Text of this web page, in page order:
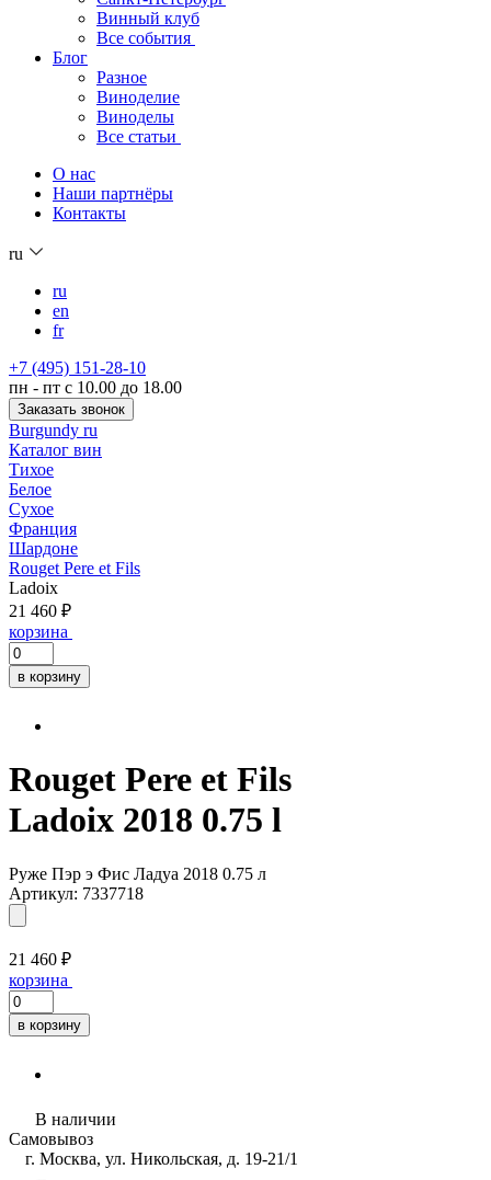
Винный клуб
Все события
Блог
Разное
Виноделие
Виноделы
Все статьи
О нас
Наши партнёры
Контакты
ru
ru
en
fr
+7 (495) 151-28-10
пн - пт с 10.00 до 18.00
Заказать звонок
Burgundy ru
Каталог вин
Тихое
Белое
Сухое
Франция
Шардоне
Rouget Pere et Fils
Ladoix
21 460 ₽
корзина
в корзину
Rouget Pere et Fils
Ladoix 2018 0.75 l
Руже Пэр э Фис Ладуа 2018 0.75 л
Артикул: 7337718
21 460 ₽
корзина
в корзину
В наличии
Самовывоз
г. Москва, ул. Никольская, д. 19-21/1